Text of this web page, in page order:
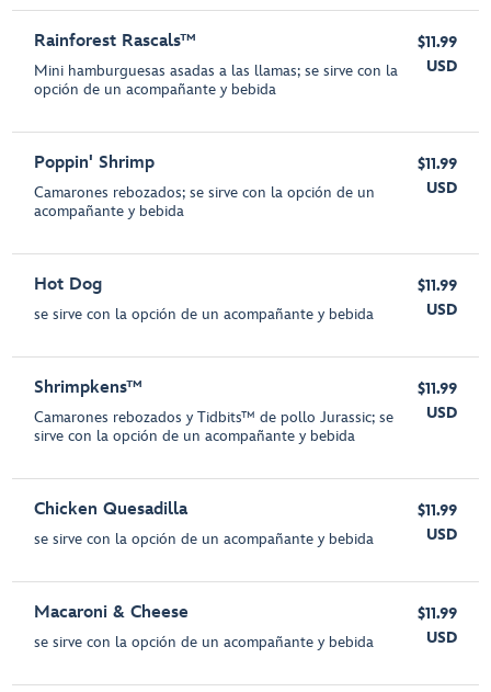
Rainforest Rascals™
Mini hamburguesas asadas a las llamas; se sirve con la
opción de un acompañante y bebida
$11.99
USD
Poppin' Shrimp
Camarones rebozados; se sirve con la opción de un
acompañante y bebida
$11.99
USD
Hot Dog
se sirve con la opción de un acompañante y bebida
$11.99
USD
Shrimpkens™
Camarones rebozados y Tidbits™ de pollo Jurassic; se
sirve con la opción de un acompañante y bebida
$11.99
USD
Chicken Quesadilla
se sirve con la opción de un acompañante y bebida
$11.99
USD
Macaroni & Cheese
se sirve con la opción de un acompañante y bebida
$11.99
USD